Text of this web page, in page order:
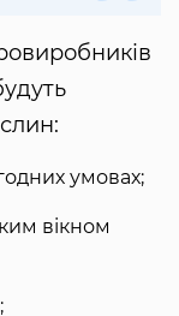
умовах;
вікном